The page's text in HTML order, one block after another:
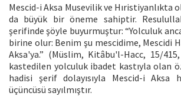
Mescid-i Aksa Musevilik ve Hıristiyanlıkta
da büyük bir öneme sahiptir.
şerifinde şöyle buyurmuştur: “Yolculuk
birine olur: Benim şu mescidime, Mescidi
Aksa'ya.” (Müslim, Kitâbu'l-Hacc, 15/
kastedilen yolculuk ibadet kastıyla olan
hadisi şerif dolayısıyla Mescid-i Aksa
üçüncüsü sayılmıştır.